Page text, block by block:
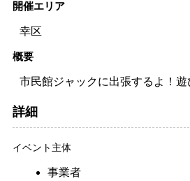
開催エリア
幸区
概要
市民館ジャックに出張するよ！遊
詳細
イベント主体
事業者